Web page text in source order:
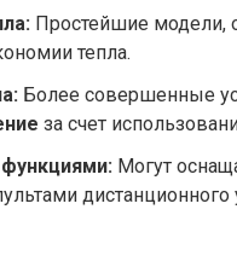
Простейшие модели,
тепла.
Более совершенные
за счет
Могут